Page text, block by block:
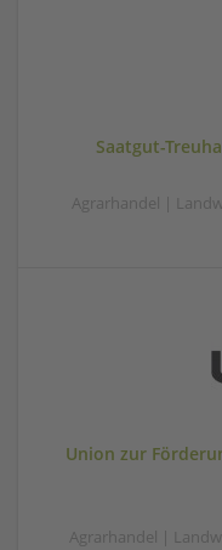
Saatgut-
Agrarhandel |
Union zur
Agrarhandel |